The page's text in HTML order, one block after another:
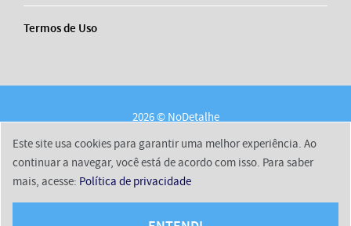
Termos de Uso
2026 © NoDetalhe
Sobre a WebGo Content
Políticas de Privacidade
Termos de Uso
Este site usa cookies para garantir uma melhor experiência. Ao
continuar a navegar, você está de acordo com isso. Para saber
mais, acesse: Política de privacidade